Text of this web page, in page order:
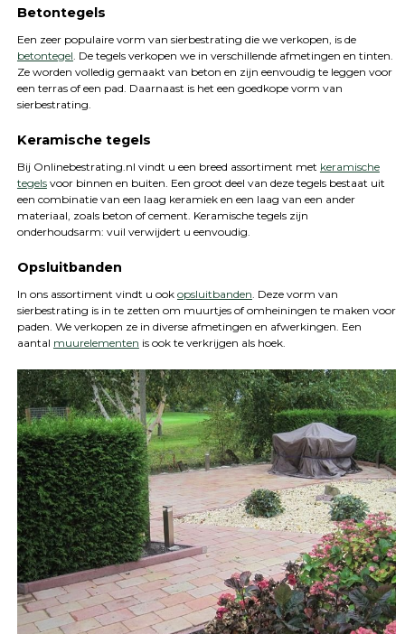
Betontegels
Een zeer populaire vorm van sierbestrating die we verkopen, is de
betontegel. De tegels verkopen we in verschillende afmetingen en tinten.
Ze worden volledig gemaakt van beton en zijn eenvoudig te leggen voor
een terras of een pad. Daarnaast is het een goedkope vorm van
sierbestrating.
Keramische tegels
Bij Onlinebestrating.nl vindt u een breed assortiment met keramische
tegelsvoor binnen en buiten. Een groot deel van deze tegels bestaat uit
een combinatie van een laag keramiek en een laag van een ander
materiaal, zoals beton of cement. Keramische tegels zijn
onderhoudsarm: vuil verwijdert u eenvoudig.
Opsluitbanden
In ons assortiment vindt u ook opsluitbanden. Deze vorm van
sierbestrating is in te zetten om muurtjes of omheiningen te maken voor
paden. We verkopen ze in diverse afmetingen en afwerkingen. Een
aantal muurelementen is ook te verkrijgen als hoek.